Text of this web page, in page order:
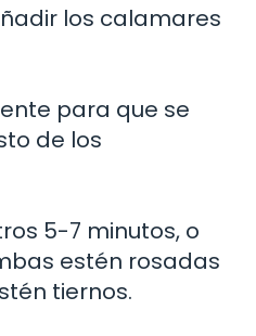
los calamares
para que se
de los
5-7 minutos, o
estén rosadas
tiernos.